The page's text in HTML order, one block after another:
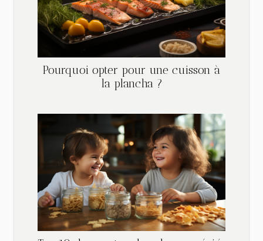
Pourquoi opter pour une cuisson à
la plancha ?